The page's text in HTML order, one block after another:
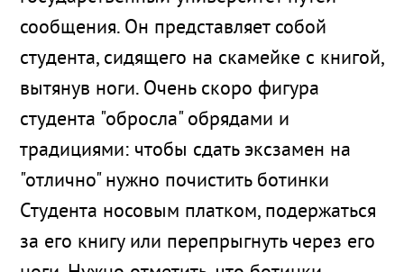
сообщения. Он представляет собой
студента, сидящего на скамейке с книгой,
вытянув ноги. Очень скоро фигура
студента "обросла" обрядами и
традициями: чтобы сдать эксзамен на
"отлично" нужно почистить ботинки
Студента носовым платком, подержаться
за его книгу или перепрыгнуть через его